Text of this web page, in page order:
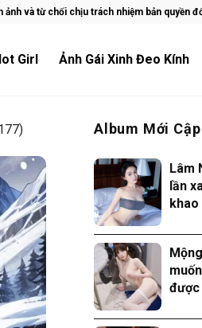
và từ chối chịu trách nhiệm bản quyền
Girl Ảnh Gái Xinh Đeo Kính
Album Mới
Lâm
lần
khao
được